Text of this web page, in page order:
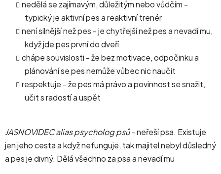
nedělá se zajímavým, důležitým nebo vůdčím -
typický je aktivní pes a reaktivní trenér
není silnější než pes - je chytřejší než pes a nevadí mu,
když jde pes první do dveří
chápe souvislosti - že bez motivace, odpočinku a
plánování se pes nemůže vůbec nic naučit
respektuje - že pes má právo a povinnost se snažit,
učit s radostí a uspět
JASNOVIDEC alias psycholog psů- neřeší psa. Existuje
jen jeho cesta a když nefunguje, tak majitel nebyl důsledný
a pes je divný. Dělá všechno za psa a nevadí mu